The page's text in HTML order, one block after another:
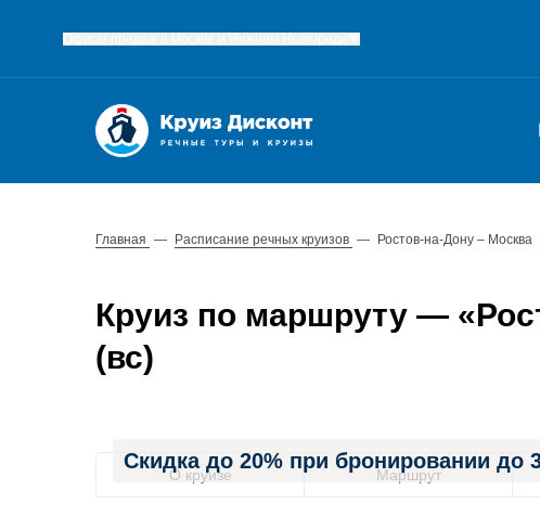
Главная — Расписание речных круизов — Ростов-на-Дону – Москва
Круиз по маршруту —
(вс)
Скидка до 20% при бронировании до
О круизе Маршрут